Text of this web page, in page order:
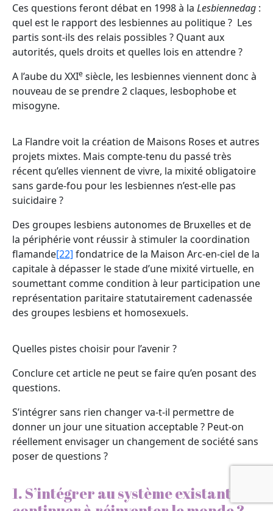
Ces questions feront débat en 1998 à la Lesbiennedag :
quel est le rapport des lesbiennes au politique ? Les
partis sont-ils des relais possibles ? Quant aux
autorités, quels droits et quelles lois en attendre ?
A l’aube du XXIe siècle, les lesbiennes viennent donc à
nouveau de se prendre 2 claques, lesbophobe et
misogyne.
La Flandre voit la création de Maisons Roses et autres
projets mixtes. Mais compte-tenu du passé très
récent qu’elles viennent de vivre, la mixité obligatoire
sans garde-fou pour les lesbiennes n’est-elle pas
suicidaire ?
Des groupes lesbiens autonomes de Bruxelles et de
la périphérie vont réussir à stimuler la coordination
flamande[22] fondatrice de la Maison Arc-en-ciel de la
capitale à dépasser le stade d’une mixité virtuelle, en
soumettant comme condition à leur participation une
représentation paritaire statutairement cadenassée
des groupes lesbiens et homosexuels.
Quelles pistes choisir pour l’avenir ?
Conclure cet article ne peut se faire qu’en posant des
questions.
S’intégrer sans rien changer va-t-il permettre de
donner un jour une situation acceptable ? Peut-on
réellement envisager un changement de société sans
poser de questions ?
1. S’intégrer au système existant ou